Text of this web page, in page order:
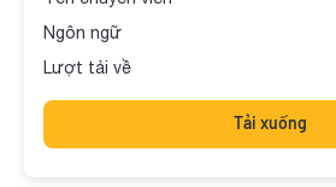
Ngôn ngữ
Lượt tải về
Tải xuống